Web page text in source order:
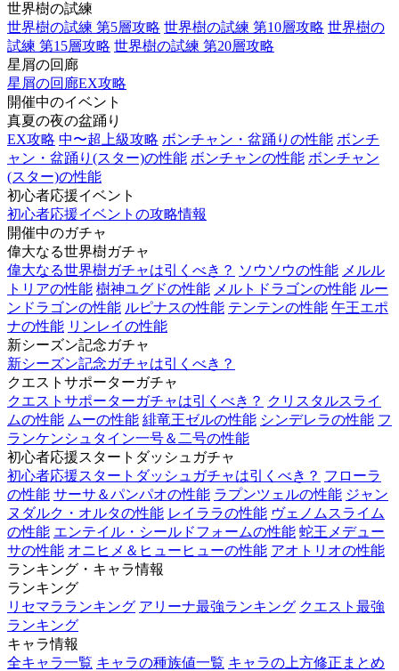
世界樹の試練
世界樹の試練 第5層攻略 世界樹の試練 第10層攻略 世界樹の
試練 第15層攻略 世界樹の試練 第20層攻略
星屑の回廊
星屑の回廊EX攻略
開催中のイベント
真夏の夜の盆踊り
EX攻略 中〜超上級攻略 ボンチャン・盆踊りの性能 ボンチ
ャン・盆踊り(スター)の性能 ボンチャンの性能 ボンチャン
(スター)の性能
初心者応援イベント
初心者応援イベントの攻略情報
開催中のガチャ
偉大なる世界樹ガチャ
偉大なる世界樹ガチャは引くべき？ ソウソウの性能 メルル
トリアの性能 樹神ユグドの性能 メルトドラゴンの性能 ルー
ンドラゴンの性能 ルピナスの性能 テンテンの性能 午王エポ
ナの性能 リンレイの性能
新シーズン記念ガチャ
新シーズン記念ガチャは引くべき？
クエストサポーターガチャ
クエストサポーターガチャは引くべき？ クリスタルスライ
ムの性能 ムーの性能 緋竜王ゼルの性能 シンデレラの性能 フ
ランケンシュタイン一号＆二号の性能
初心者応援スタートダッシュガチャ
初心者応援スタートダッシュガチャは引くべき？ フローラ
の性能 サーサ＆パンパオの性能 ラプンツェルの性能 ジャン
ヌダルク・オルタの性能 レイララの性能 ヴェノムスライム
の性能 エンテイル・シールドフォームの性能 蛇王メデュー
サの性能 オニヒメ＆ヒューヒューの性能 アオトリオの性能
ランキング・キャラ情報
ランキング
リセマラランキング アリーナ最強ランキング クエスト最強
ランキング
キャラ情報
全キャラ一覧 キャラの種族値一覧 キャラの上方修正まとめ